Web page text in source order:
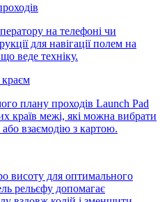
на телефоні чи
для навігації полем на
веде техніку.
плану проходів Launch Pad
країв межі, які можна вибрати
взаємодію з картою.
висоту для оптимального
рельєфу допомагає